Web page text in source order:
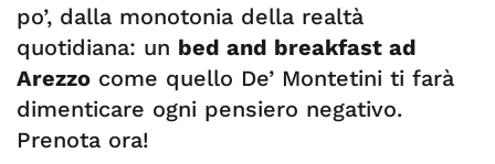
po’, dalla monotonia della realtà
quotidiana: un bed and breakfast ad
Arezzo come quello De’ Montetini ti farà
dimenticare ogni pensiero negativo.
Prenota ora!